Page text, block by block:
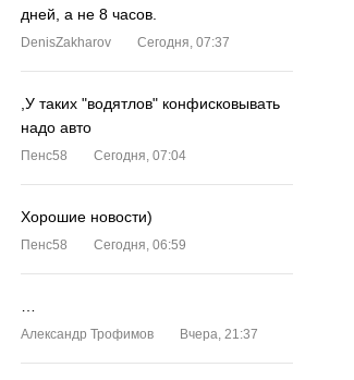
дней, а не 8 часов.
DenisZakharov Сегодня, 07:37
,У таких "водятлов" конфисковывать
надо авто
Пенс58 Сегодня, 07:04
Хорошие новости)
Пенс58 Сегодня, 06:59
Александр Трофимов Вчера, 21:37